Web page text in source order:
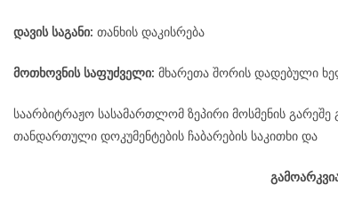
დავის საგანი: თანხის დაკისრება
მოთხოვნის საფუძველი: მხარეთა შორის დადებული
საარბიტრაჟო სასამართლომ ზეპირი მოსმენის
თანდართული დოკუმენტების ჩაბარების საკითხი და